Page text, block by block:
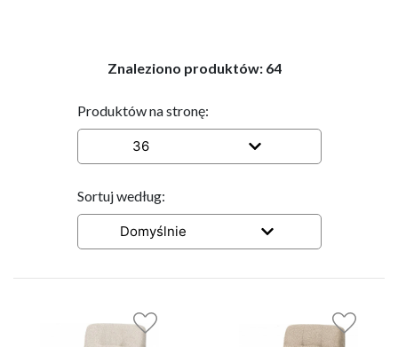
Znaleziono produktów: 64
Produktów na stronę:
36
Sortuj według:
Domyślnie